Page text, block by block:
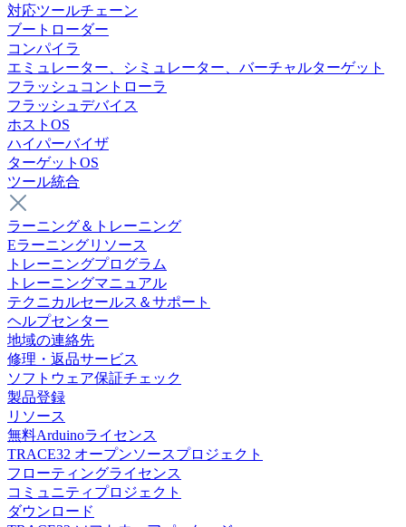
対応ツールチェーン
ブートローダー
コンパイラ
エミュレーター、シミュレーター、バーチャルターゲット
フラッシュコントローラ
フラッシュデバイス
ホストOS
ハイパーバイザ
ターゲットOS
ツール統合
ラーニング＆トレーニング
Eラーニングリソース
トレーニングプログラム
トレーニングマニュアル
テクニカルセールス＆サポート
ヘルプセンター
地域の連絡先
修理・返品サービス
ソフトウェア保証チェック
製品登録
リソース
無料Arduinoライセンス
TRACE32 オープンソースプロジェクト
フローティングライセンス
コミュニティプロジェクト
ダウンロード